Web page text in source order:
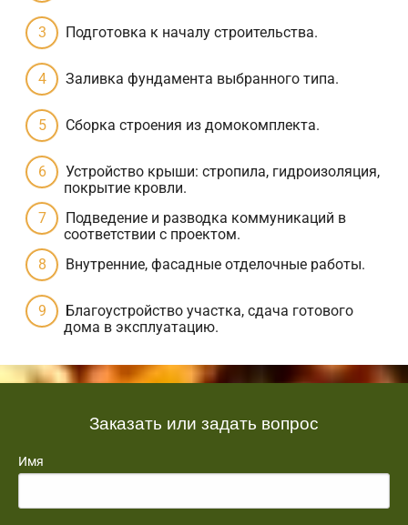
Подготовка к началу строительства.
Заливка фундамента выбранного типа.
Сборка строения из домокомплекта.
Устройство крыши: стропила, гидроизоляция,
покрытие кровли.
Подведение и разводка коммуникаций в
соответствии с проектом.
Внутренние, фасадные отделочные работы.
Благоустройство участка, сдача готового
дома в эксплуатацию.
Заказать или задать вопрос
Имя